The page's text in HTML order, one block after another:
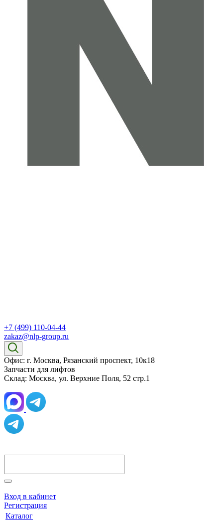
+7 (499) 110-04-44
zakaz@nlp-group.ru
Офис: г. Москва, Рязанский проспект, 10к18
Запчасти для лифтов
Склад: Москва, ул. Верхние Поля, 52 стр.1
Вход в кабинет
Регистрация
Каталог